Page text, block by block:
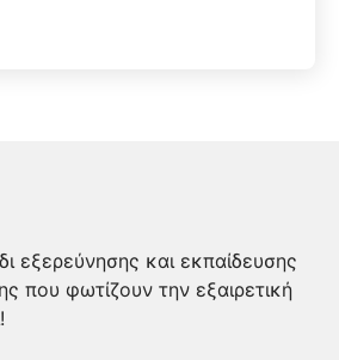
εξερεύνησης και εκπαίδευσης
που φωτίζουν την εξαιρετική